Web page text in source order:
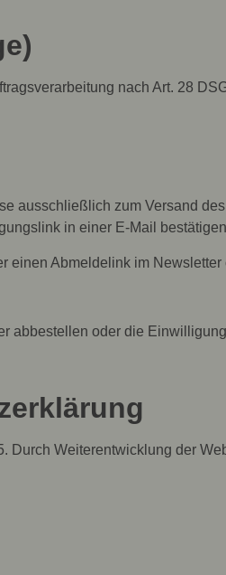
nach Art. 28
ausschließlich zum Versand
in einer E-Mail
einen Abmeldelink im
abbestellen oder die
Weiterentwicklung der